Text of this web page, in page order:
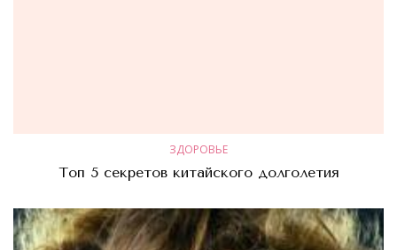
ЗДОРОВЬЕ
Топ 5 секретов китайского долголетия